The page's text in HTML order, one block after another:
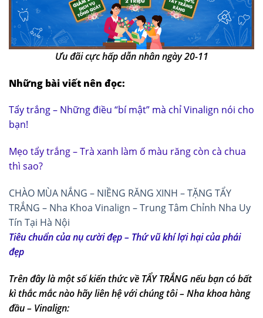
Ưu đãi cực hấp dẫn nhân ngày 20-11
Những bài viết nên đọc:
Tẩy trắng – Những điều “bí mật” mà chỉ Vinalign nói cho
bạn!
Mẹo tẩy trắng – Trà xanh làm ố màu răng còn cà chua
thì sao?
CHÀO MÙA NẮNG – NIỀNG RĂNG XINH – TẶNG TẨY
TRẮNG – Nha Khoa Vinalign – Trung Tâm Chỉnh Nha Uy
Tín Tại Hà Nội
Tiêu chuẩn của nụ cười đẹp – Thứ vũ khí lợi hại của phái
đẹp
Trên đây là một số kiến thức về TẨY TRẮNG nếu bạn có bất
kì thắc mắc nào hãy liên hệ với chúng tôi – Nha khoa hàng
đầu – Vinalign: